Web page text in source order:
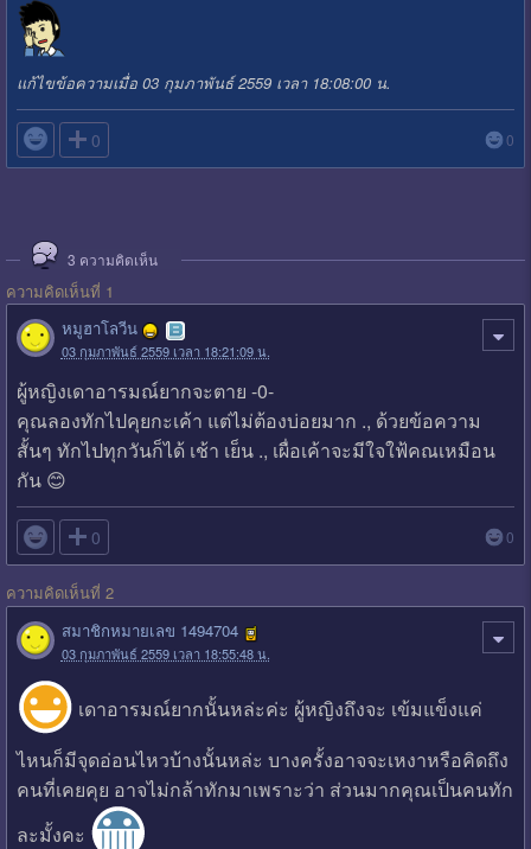
แก้ไขข้อความเมื่อ 03 กุมภาพันธ์ 2559 เวลา 18:08:00 น.
 0 0
3 ความคิดเห็น
ความคิดเห็นที่ 1
หมูฮาโลวีน
03 กุมภาพันธ์ 2559 เวลา 18:21:09 น.
ผู้หญิงเดาอารมณ์ยากจะตาย -0-
คุณลองทักไปคุยกะเค้า แต่ไม่ต้องบ่อยมาก ., ด้วยข้อความ
สั้นๆ ทักไปทุกวันก็ได้ เช้า เย็น ., เผื่อเค้าจะมีใจใฟ้คณเหมือน
กัน 😊
 0 0
ความคิดเห็นที่ 2
สมาชิกหมายเลข 1494704
03 กุมภาพันธ์ 2559 เวลา 18:55:48 น.
เดาอารมณ์ยากนั้นหล่ะค่ะ ผู้หญิงถึงจะ เข้มแข็งแค่
ไหนก็มีจุดอ่อนไหวบ้างนั้นหล่ะ บางครั้งอาจจะเหงาหรือคิดถึง
คนที่เคยคุย อาจไม่กล้าทักมาเพราะว่า ส่วนมากคุณเป็นคนทัก
ละมั้งคะ